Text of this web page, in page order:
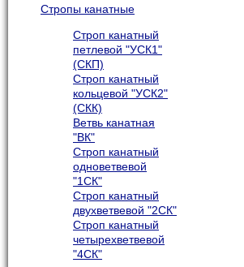
Стропы канатные
Строп канатный
петлевой "УСК1"
(СКП)
Строп канатный
кольцевой "УСК2"
(СКК)
Ветвь канатная
"ВК"
Строп канатный
одноветвевой
"1СК"
Строп канатный
двухветвевой "2СК"
Строп канатный
четырехветвевой
"4СК"